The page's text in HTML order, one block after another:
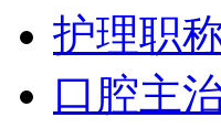
护理职
口腔主